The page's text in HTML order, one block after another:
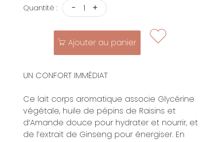
Quantité : - +
Ajouter au panier
UN CONFORT IMMÉDIAT
Ce lait corps aromatique associe Glycérine
végétale, huile de pépins de Raisins et
d’Amande douce pour hydrater et nourrir, et
de l’extrait de Ginseng pour énergiser. En